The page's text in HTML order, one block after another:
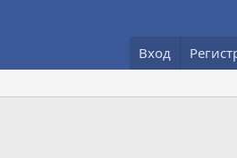
Вход